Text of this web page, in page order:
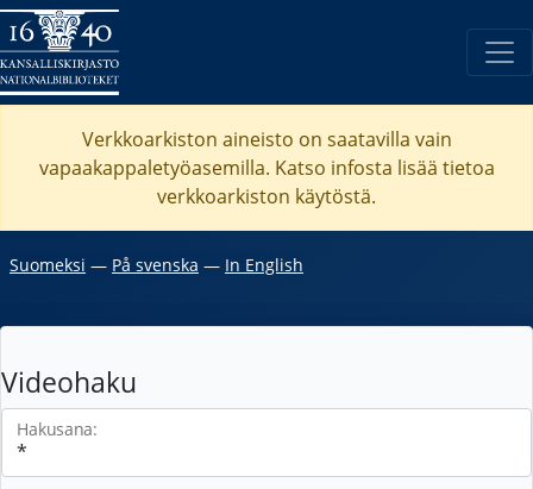
Verkkoarkiston aineisto on saatavilla vain
vapaakappaletyöasemilla. Katso infosta lisää tietoa
verkkoarkiston käytöstä.
Suomeksi ― På svenska ― In English
Videohaku
Hakusana: